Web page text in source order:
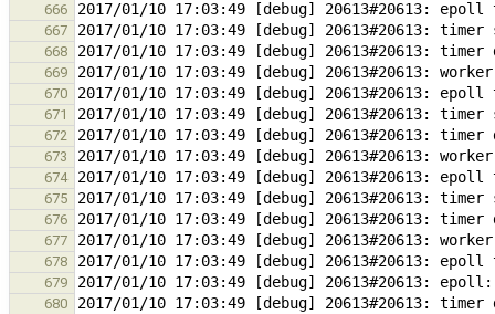
666
667
668
669
670
671
672
673
674
675
676
677
678
679
680